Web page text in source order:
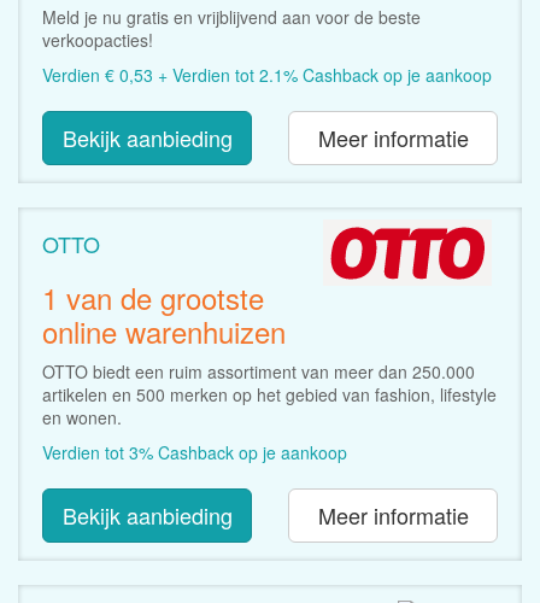
Meld je nu gratis en vrijblijvend aan voor de beste
verkoopacties!
Verdien € 0,53 + Verdien tot 2.1% Cashback op je aankoop
Bekijk aanbieding Meer informatie
OTTO
1 van de grootste
online warenhuizen
OTTO biedt een ruim assortiment van meer dan 250.000
artikelen en 500 merken op het gebied van fashion, lifestyle
en wonen.
Verdien tot 3% Cashback op je aankoop
Bekijk aanbieding Meer informatie